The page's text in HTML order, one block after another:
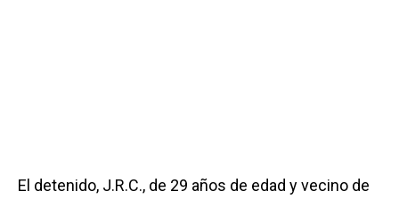
El detenido, J.R.C., de 29 años de edad y vecino de